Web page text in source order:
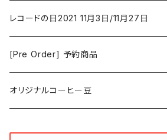
アニメーション
ゲーム
ミュージカル/音楽/ドキュメンタリー/コンピ
Grouper
Bill Callahan
洋服
レコードの日2021 11月3日/11月27日
[Pre Order] 予約商品
オリジナルコーヒー豆